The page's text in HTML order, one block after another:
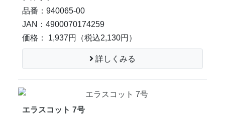
品番：940065-00
JAN：4900070174259
価格： 1,937円
（税込2,130円）
詳しくみる
エラスコット 7号